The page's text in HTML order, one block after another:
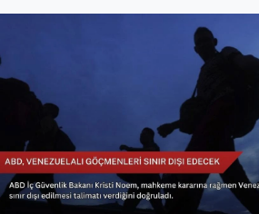
Teknoloji
Türkiye